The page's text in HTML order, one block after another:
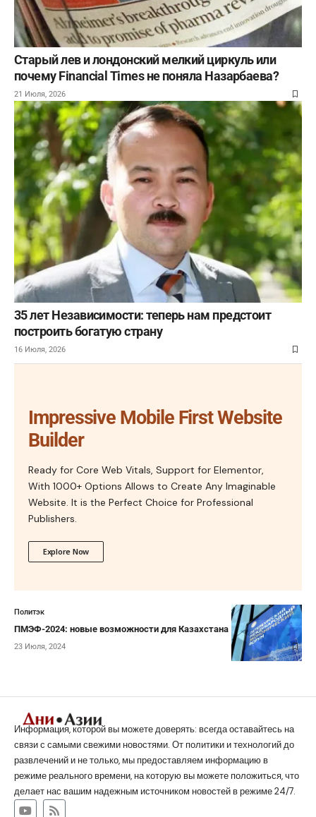
Старый лев и лондонский мелкий циркуль или
почему Financial Times не поняла Назарбаева?
21 Июля, 2026
35 лет Независимости: теперь нам предстоит
построить богатую страну
16 Июля, 2026
Impressive Mobile First Website
Builder
Ready for Core Web Vitals, Support for Elementor,
With 1000+ Options Allows to Create Any Imaginable
Website. It is the Perfect Choice for Professional
Publishers.
Explore Now
Политэк
ПМЭФ-2024: новые возможности для Казахстана
23 Июля, 2024
Информация, которой вы можете доверять: всегда оставайтесь на
связи с самыми свежими новостями. От политики и технологий до
развлечений и не только, мы предоставляем информацию в
режиме реального времени, на которую вы можете положиться, что
делает нас вашим надежным источником новостей в режиме 24/7.